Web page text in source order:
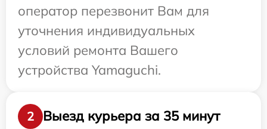
оператор перезвонит Вам для
уточнения индивидуальных
условий ремонта Вашего
устройства Yamaguchi.
2
Выезд курьера за 35 минут